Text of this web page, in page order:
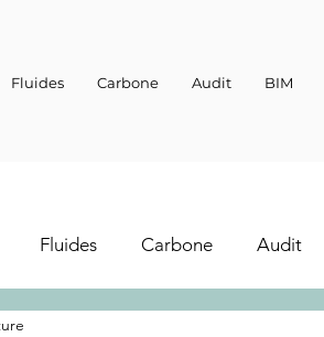
Fluides Carbone Audit BIM
Fluides Carbone Audit